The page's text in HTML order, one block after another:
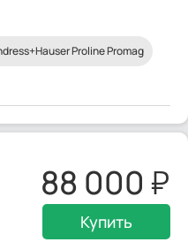
Proline Promag
88 000
Купить